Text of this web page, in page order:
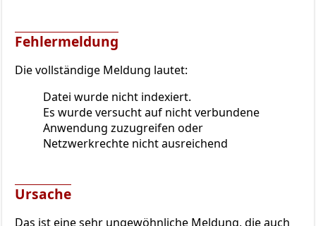
Fehlermeldung
Die vollständige Meldung lautet:
Datei wurde nicht indexiert.
Es wurde versucht auf nicht verbundene
Anwendung zuzugreifen oder
Netzwerkrechte nicht ausreichend
Ursache
Das ist eine sehr ungewöhnliche Meldung, die auch